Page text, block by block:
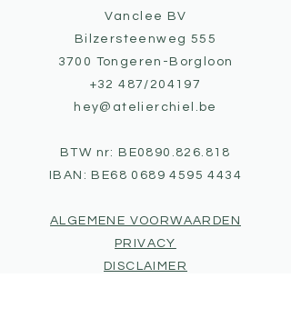
Vanclee BV
Bilzersteenweg 555
3700 Tongeren-Borgloon
+32 487/204197
hey@atelierchiel.be
BTW nr: BE0890.826.818
IBAN: BE68 0689 4595 4434
ALGEMENE VOORWAARDEN
PRIVACY
DISCLAIMER